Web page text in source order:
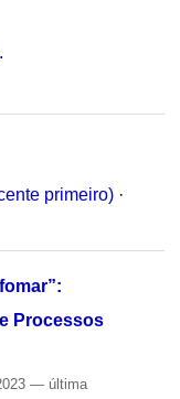
primeiro) ·
Processos
— última